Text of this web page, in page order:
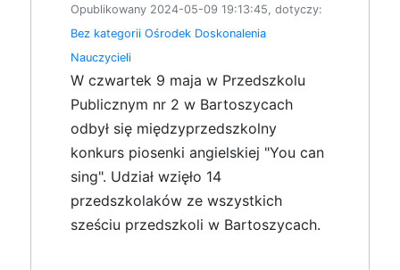
Opublikowany 2024-05-09 19:13:45, dotyczy:
Bez kategorii Ośrodek Doskonalenia
Nauczycieli
W czwartek 9 maja w Przedszkolu
Publicznym nr 2 w Bartoszycach
odbył się międzyprzedszkolny
konkurs piosenki angielskiej "You can
sing". Udział wzięło 14
przedszkolaków ze wszystkich
sześciu przedszkoli w Bartoszycach.